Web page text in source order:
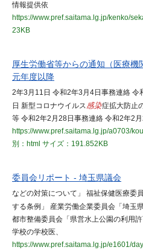
情報提供依
https://www.pref.saitama.lg.jp/kenko/
23KB
厚生労働省等からの通知（医療
元年度以降
2年3月11日 令和2年3月4日事務連絡
日 新型コロナウイルス感染症拡大防止
等 令和2年2月28日事務連絡 令和2年2
https://www.pref.saitama.lg.jp/a0703/
別：html サイズ：191.852KB
委員会リポート - 埼玉県議会
などの対策について」 福祉保健医療委
する条例」 産業労働企業委員会「埼玉
都市整備委員会「県営水上公園の利用
学校の学校医、
https://www.pref.saitama.lg.jp/e1601/